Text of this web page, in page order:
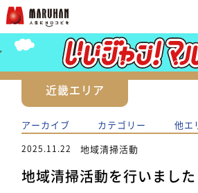
近畿エリア
アーカイブ カテゴリー 他エ
2025.11.22 地域清掃活動
地域清掃活動を行いました